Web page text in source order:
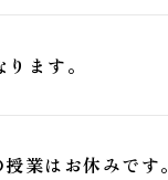
ます。
業はお休みです。